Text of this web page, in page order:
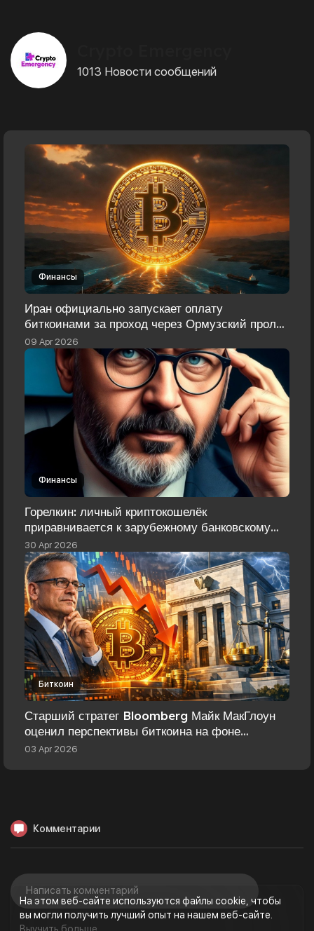
На этом веб-сайте используются файлы cookie, чтобы
вы могли получить лучший опыт на нашем веб-сайте.
1013 Новости сообщений
Финансы
Иран официально запускает оплату
биткоинами за проход через Ормузский пролив
— курс BTC реагирует
09 Apr 2026
Финансы
Горелкин: личный криптокошелёк
приравнивается к зарубежному банковскому
счёту
30 Apr 2026
Биткоин
Старший стратег Bloomberg Майк МакГлоун
оценил перспективы биткоина на фоне
давления ФРС
03 Apr 2026
Комментарии